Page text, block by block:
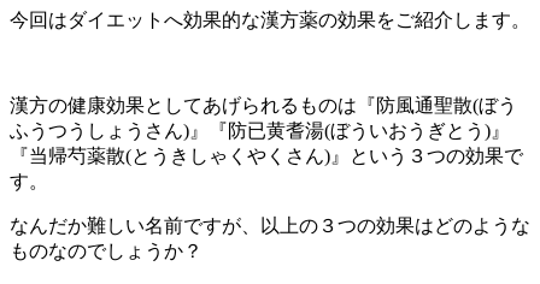
今回はダイエットへ効果的な漢方薬の効果をご紹介します。
漢方の健康効果としてあげられるものは『防風通聖散(ぼう
ふうつうしょうさん)』『防已黄耆湯(ぼういおうぎとう)』
『当帰芍薬散(とうきしゃくやくさん)』という３つの効果で
す。
なんだか難しい名前ですが、以上の３つの効果はどのような
ものなのでしょうか？